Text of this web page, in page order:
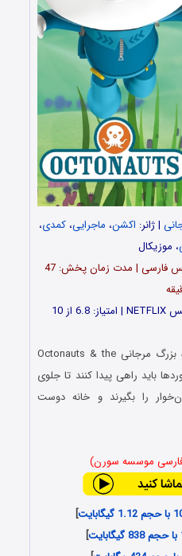
| ژانر: اکشن، ماجرایی،کمدی،
، موزیکال
زبان: دوبله فارسی | فاقد زیرنویس فارسی | مدت زمان پخش: 47
بزرگ مرجانی Octonauts & the
باید راهی پیدا کنند تا جلوی
را بگیرند و خانه دوست
فارسی موسسه سورن)
]
]